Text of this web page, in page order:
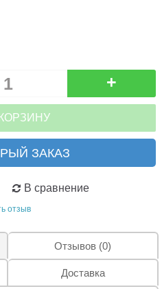
+
ЗАКАЗ
В сравнение
отзыв
Отзывов (0)
Доставка